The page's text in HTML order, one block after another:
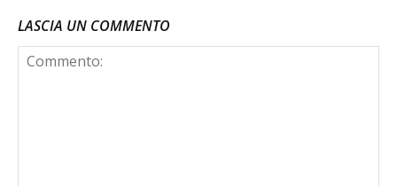
LASCIA UN COMMENTO